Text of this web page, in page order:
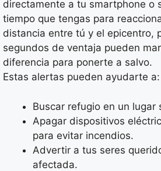
directamente a tu smartphone o
tiempo que tengas para
distancia entre tú y el epicentro,
segundos de ventaja pueden
diferencia para ponerte a salvo.
Estas alertas pueden ayudarte a:
Buscar refugio en un lugar
Apagar dispositivos
para evitar incendios.
Advertir a tus seres
afectada.